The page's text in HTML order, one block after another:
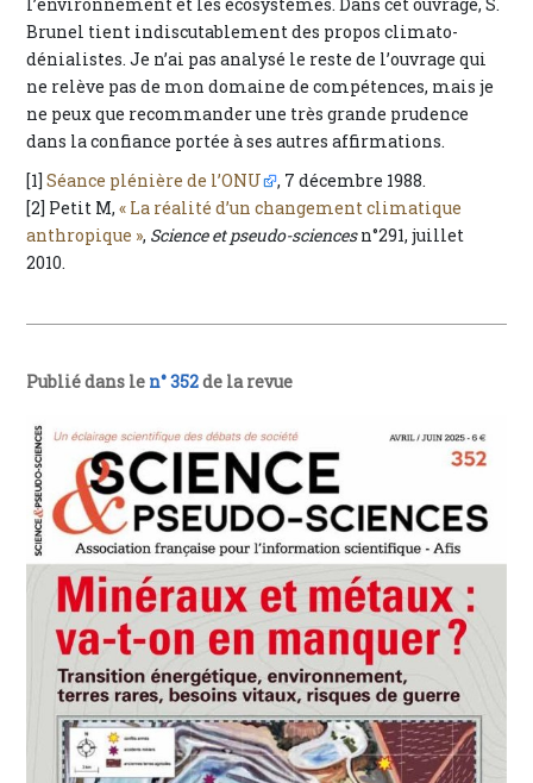
Brunel tient indiscutablement des propos climato-
dénialistes. Je n’ai pas analysé le reste de l’ouvrage qui
ne relève pas de mon domaine de compétences, mais je
ne peux que recommander une très grande prudence
dans la confiance portée à ses autres affirmations.
[1]Séance plénière de l’ONU
, 7 décembre 1988.
[2] Petit M,« La réalité d’un changement climatique
anthropique », Science et pseudo-sciencesn°291, juillet
2010.
Publié dans le n° 352de la revue